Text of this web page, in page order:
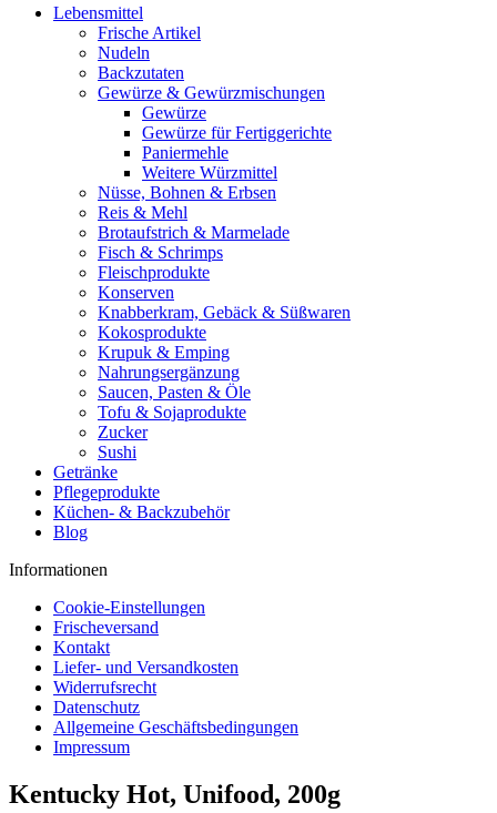
Lebensmittel
Frische Artikel
Nudeln
Backzutaten
Gewürze & Gewürzmischungen
Gewürze
Gewürze für Fertiggerichte
Paniermehle
Weitere Würzmittel
Nüsse, Bohnen & Erbsen
Reis & Mehl
Brotaufstrich & Marmelade
Fisch & Schrimps
Fleischprodukte
Konserven
Knabberkram, Gebäck & Süßwaren
Kokosprodukte
Krupuk & Emping
Nahrungsergänzung
Saucen, Pasten & Öle
Tofu & Sojaprodukte
Zucker
Sushi
Getränke
Pflegeprodukte
Küchen- & Backzubehör
Blog
Informationen
Cookie-Einstellungen
Frischeversand
Kontakt
Liefer- und Versandkosten
Widerrufsrecht
Datenschutz
Allgemeine Geschäftsbedingungen
Impressum
Kentucky Hot, Unifood, 200g